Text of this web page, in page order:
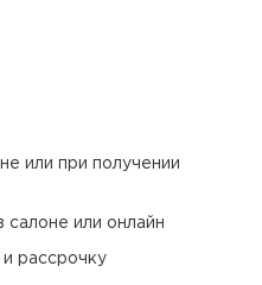
или при получении
салоне или онлайн
и рассрочку